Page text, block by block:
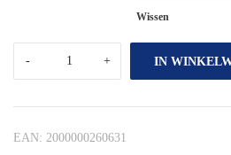
Wissen
IN
EAN: 2000000260631